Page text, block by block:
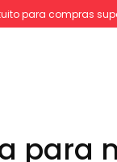
para compras
para